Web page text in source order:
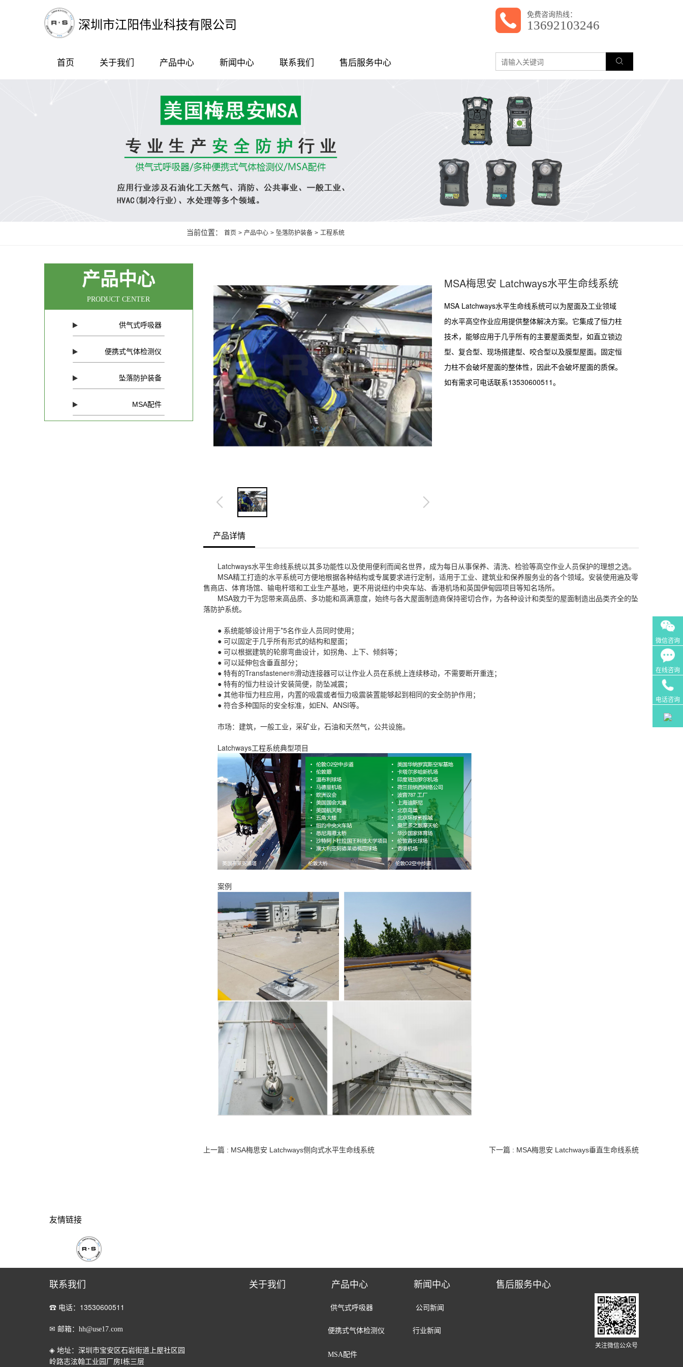
深圳市江阳伟业科技有限公司
免费咨询热线：
13692103246
首页 关于我们 产品中心 新闻中心 联系我们 售后服务中心
当前位置： 首页 > 产品中心 > 坠落防护装备 > 工程系统
产品中心
PRODUCT CENTER
供气式呼吸器
便携式气体检测仪
坠落防护装备
MSA配件
MSA梅思安 Latchways水平生命线系统
MSA Latchways水平生命线系统可以为屋面及工业领域
的水平高空作业应用提供整体解决方案。它集成了恒力柱
技术，能够应用于几乎所有的主要屋面类型，如直立锁边
型、复合型、现场搭建型、咬合型以及膜型屋面。固定恒
力柱不会破坏屋面的整体性，因此不会破坏屋面的质保。
如有需求可电话联系13530600511。
产品详情
Latchways水平生命线系统以其多功能性以及使用便利而闻名世界，成为每日从事保养、清洗、检验等高空作业人员保护的理想之选。
MSA精工打造的水平系统可方便地根据各种结构或专属要求进行定制，适用于工业、建筑业和保养服务业的各个领域。安装使用遍及零
售商店、体育场馆、输电杆塔和工业生产基地，更不用说纽约中央车站、香港机场和英国伊甸园项目等知名场所。
MSA致力干为您带来高品质、多功能和高满意度，始终与各大屋面制造商保持密切合作，为各种设计和类型的屋面制造出品类齐全的坠
落防护系统。
● 系统能够设计用于*5名作业人员同时使用；
● 可以固定于几乎所有形式的结构和屋面；
● 可以根据建筑的轮廓弯曲设计，如拐角、上下、倾斜等；
● 可以延伸包含垂直部分；
● 特有的Transfastener®滑动连接器可以让作业人员在系统上连续移动，不需要断开重连；
● 特有的恒力柱设计安装简便，防坠减震；
● 其他非恒力柱应用，内置的吸震或者恒力吸震装置能够起到相同的安全防护作用；
● 符合多种国际的安全标准，如EN、ANSI等。
市场：建筑，一般工业，采矿业，石油和天然气，公共设施。
Latchways工程系统典型项目
案例
上一篇 : MSA梅思安 Latchways侧向式水平生命线系统 下一篇 : MSA梅思安 Latchways垂直生命线系统
友情链接
联系我们
☎ 电话：13530600511
✉ 邮箱：hh@use17.com
◈ 地址：深圳市宝安区石岩街道上屋社区园
岭路志泫翰工业园厂房I栋三层
关于我们 产品中心 新闻中心 售后服务中心
供气式呼吸器 公司新闻
便携式气体检测仪 行业新闻
MSA配件
微信咨询
在线咨询
电话咨询
关注微信公众号